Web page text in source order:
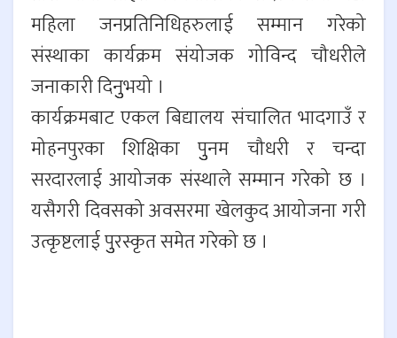
महिला जनप्रतिनिधिहरुलाई सम्मान गरेको
संस्थाका कार्यक्रम संयोजक गोविन्द चौधरीले
जनाकारी दिनुुभयो ।
कार्यक्रमबाट एकल बिद्यालय संचालित भादगाउँ र
मोहनपुरका शिक्षिका पुुनम चौधरी र चन्दा
सरदारलाई आयोजक संस्थाले सम्मान गरेको छ ।
यसैगरी दिवसको अवसरमा खेलकुद आयोजना गरी
उत्कृष्टलाई पुुरस्कृत समेत गरेको छ ।